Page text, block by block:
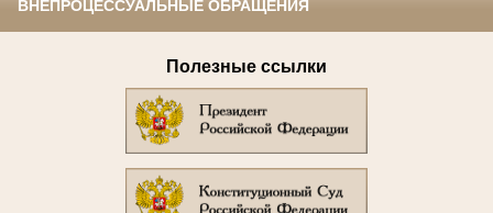
ВНЕПРОЦЕССУАЛЬНЫЕ ОБРАЩЕНИЯ
Полезные ссылки